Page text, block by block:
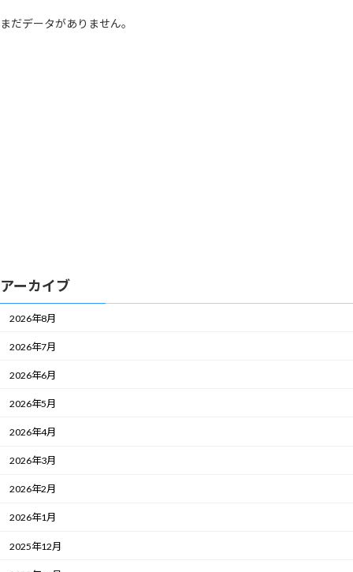
まだデータがありません。
アーカイブ
2026年8月
2026年7月
2026年6月
2026年5月
2026年4月
2026年3月
2026年2月
2026年1月
2025年12月